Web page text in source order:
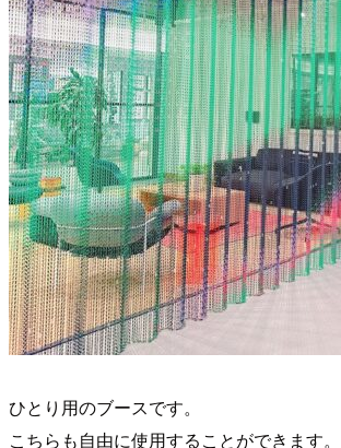
ひとり用のブースです。
こちらも自由に使用することができます。